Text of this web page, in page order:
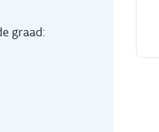
graad: